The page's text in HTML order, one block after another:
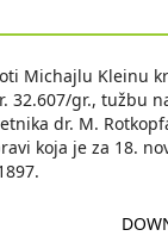
Michajlu Kleinu
32.607/gr., tužbu
dr. M.
koja je za 18.